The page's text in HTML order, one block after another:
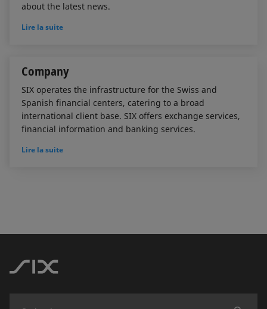
about the latest news.
Lire la suite
Company
SIX operates the infrastructure for the Swiss and
Spanish financial centers, catering to a broad
international client base. SIX offers exchange services,
financial information and banking services.
Lire la suite